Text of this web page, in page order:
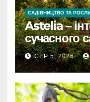
САДІВНИЦТВО ТА
Astelia –
сучасного
СЕР 5, 2026